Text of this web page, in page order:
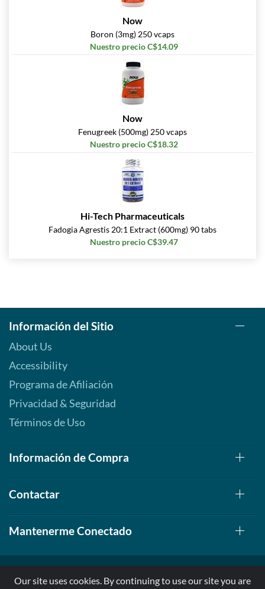
Now
Boron (3mg) 250 vcaps
Nuestro precio C$14.09
Now
Fenugreek (500mg) 250 vcaps
Nuestro precio C$18.32
Hi-Tech Pharmaceuticals
Fadogia Agrestis 20:1 Extract (600mg) 90 tabs
Nuestro precio C$39.47
Información del Sitio
About Us
Accessibility
Programa de Afiliación
Privacidad & Seguridad
Términos de Uso
Información de Compra
Contactar
Mantenerme Conectado
Our site uses cookies. By continuing to use our site you are